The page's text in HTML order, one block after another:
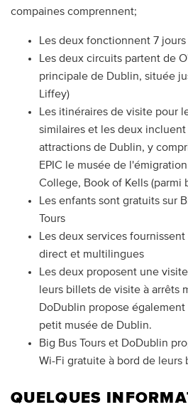
compaines comprennent;
Les deux fonctionnent 7 jours
Les deux circuits partent de
principale de Dublin, située
Liffey)
Les itinéraires de visite pour
similaires et les deux
attractions de Dublin, y
EPIC le musée de
College, Book of Kells (parmi
Les enfants sont gratuits sur
Tours
Les deux services
direct et multilingues
Les deux proposent une
leurs billets de visite à arrêts
DoDublin propose
petit musée de Dublin.
Big Bus Tours et DoDublin
Wi-Fi gratuite à bord de leurs
QUELQUES